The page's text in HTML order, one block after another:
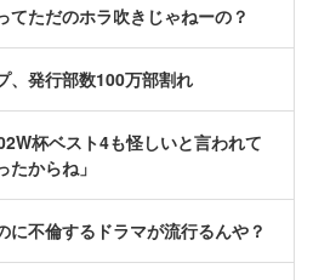
てただのホラ吹きじゃねーの？
、発行部数100万部割れ
杯ベスト4も怪しいと言われて
からね」
に不倫するドラマが流行るんや？